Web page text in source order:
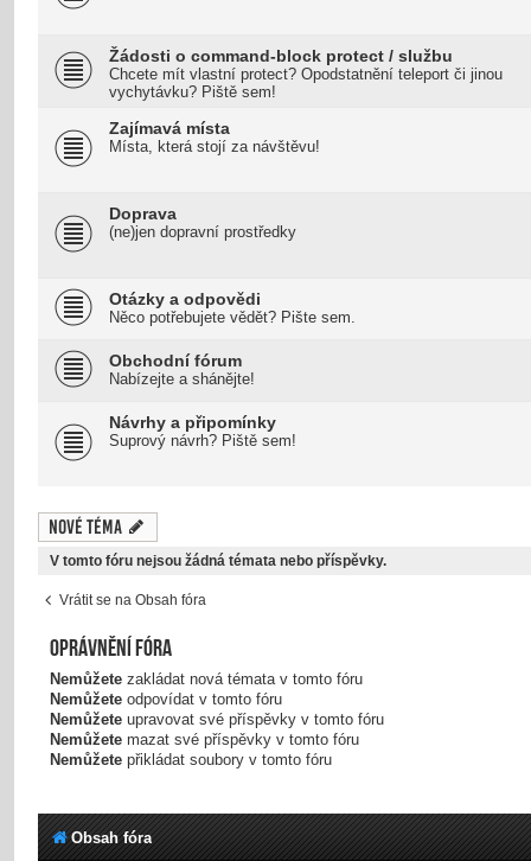
Žádosti o command-block protect / službu
Chcete mít vlastní protect? Opodstatnění teleport či jinou
vychytávku? Piště sem!
Zajímavá místa
Místa, která stojí za návštěvu!
Doprava
(ne)jen dopravní prostředky
Otázky a odpovědi
Něco potřebujete vědět? Pište sem.
Obchodní fórum
Nabízejte a shánějte!
Návrhy a připomínky
Suprový návrh? Piště sem!
Nové téma
V tomto fóru nejsou žádná témata nebo příspěvky.
Vrátit se na Obsah fóra
Oprávnění fóra
Nemůžete zakládat nová témata v tomto fóru
Nemůžete odpovídat v tomto fóru
Nemůžete upravovat své příspěvky v tomto fóru
Nemůžete mazat své příspěvky v tomto fóru
Nemůžete přikládat soubory v tomto fóru
Obsah fóra